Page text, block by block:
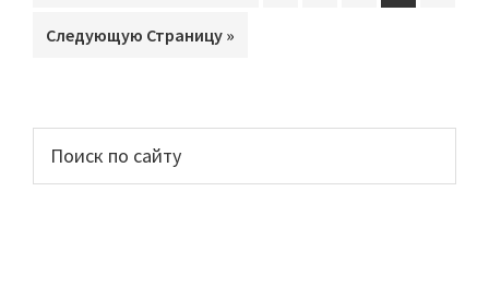
на
Перейти
Следующую Страницу »
Основной
сайдбар